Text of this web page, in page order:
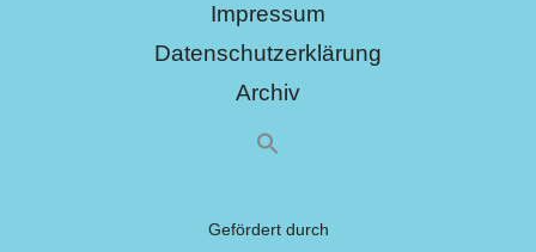
Impressum
Datenschutzerklärung
Archiv
Gefördert durch